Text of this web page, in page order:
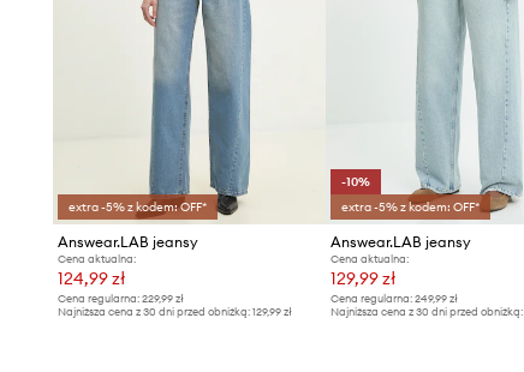
extra -5% z kodem: OFF*
Answear.LAB jeansy
Cena aktualna:
124,99 zł
Cena regularna: 229,99 zł
Najniższa cena z 30 dni przed obniżką: 129,99 zł
-10%
extra -5% z kodem: OFF*
Answear.LAB jeansy
Cena aktualna:
129,99 zł
Cena regularna:249,99 zł
Najniższa cena z 30 dni przed obniżką: